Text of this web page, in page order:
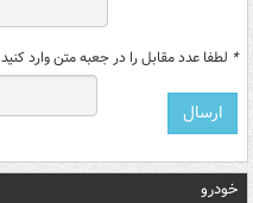
* لطفا عدد مقابل را در جعبه متن وارد کنید
خودرو